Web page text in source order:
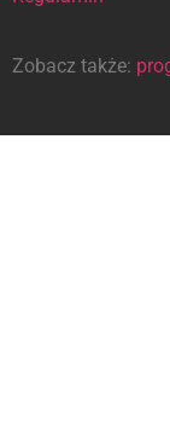
Zobacz także: